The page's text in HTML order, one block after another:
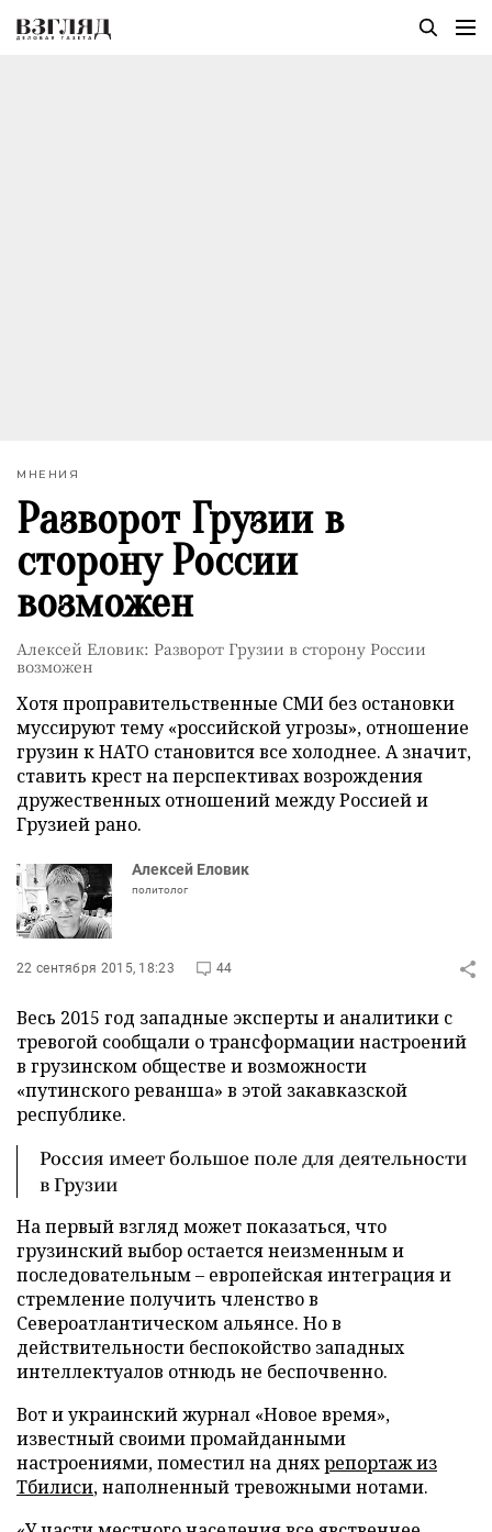
МНЕНИЯ
Разворот Грузии в
сторону России
возможен
Алексей Еловик: Разворот Грузии в сторону России
возможен
Хотя проправительственные СМИ без остановки
муссируют тему «российской угрозы», отношение
грузин к НАТО становится все холоднее. А значит,
ставить крест на перспективах возрождения
дружественных отношений между Россией и
Грузией рано.
Алексей Еловик
политолог
22 сентября 2015, 18:23 44
Весь 2015 год западные эксперты и аналитики с
тревогой сообщали о трансформации настроений
в грузинском обществе и возможности
«путинского реванша» в этой закавказской
республике.
Россия имеет большое поле для деятельности
в Грузии
На первый взгляд может показаться, что
грузинский выбор остается неизменным и
последовательным – европейская интеграция и
стремление получить членство в
Североатлантическом альянсе. Но в
действительности беспокойство западных
интеллектуалов отнюдь не беспочвенно.
Вот и украинский журнал «Новое время»,
известный своими промайданными
настроениями, поместил на дняхрепортаж из
Тбилиси, наполненный тревожными нотами.